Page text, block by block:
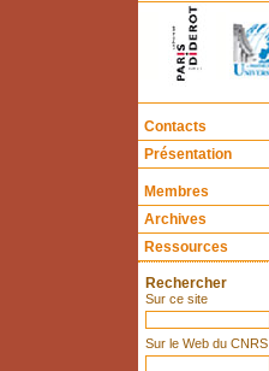
Contacts
Présentation
Membres
Archives
Ressources
Rechercher
Sur ce site
Sur le Web du CNRS